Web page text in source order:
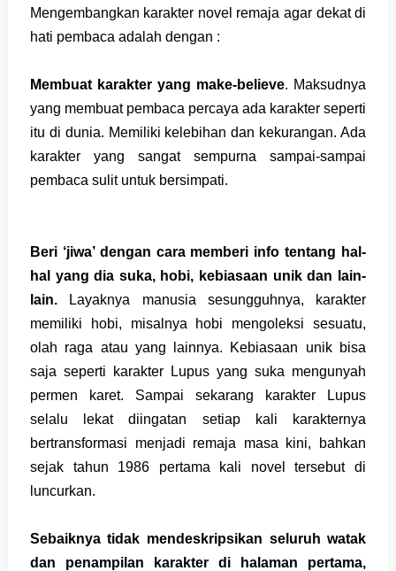
Mengembangkan karakter novel remaja agar dekat di
hati pembaca adalah dengan :
Membuat karakter yang make-believe. Maksudnya
yang membuat pembaca percaya ada karakter seperti
itu di dunia. Memiliki kelebihan dan kekurangan. Ada
karakter yang sangat sempurna sampai-sampai
pembaca sulit untuk bersimpati.
Beri ‘jiwa’ dengan cara memberi info tentang hal-
hal yang dia suka, hobi, kebiasaan unik dan lain-
lain.
Layaknya manusia sesungguhnya, karakter
memiliki hobi, misalnya hobi mengoleksi sesuatu,
olah raga atau yang lainnya. Kebiasaan unik bisa
saja seperti karakter Lupus yang suka mengunyah
permen karet. Sampai sekarang karakter Lupus
selalu lekat diingatan setiap kali karakternya
bertransformasi menjadi remaja masa kini, bahkan
sejak tahun 1986 pertama kali novel tersebut di
luncurkan.
Sebaiknya tidak mendeskripsikan seluruh watak
dan penampilan karakter di halaman pertama,